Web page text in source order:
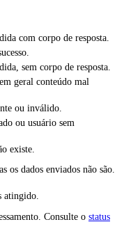
com corpo de resposta.
sem corpo de resposta.
geral conteúdo mal
ou inválido.
ou usuário sem
existe.
os dados enviados não são.
atingido.
Consulte o status